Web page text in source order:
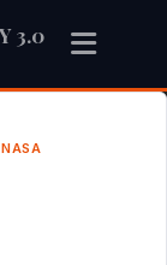
3.0
NASA